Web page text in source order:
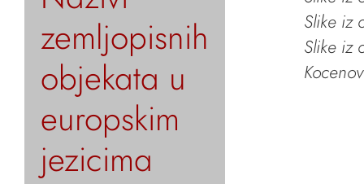
zemljopisnih
objekata u
europskim
jezicima
Slike iz
Slike iz